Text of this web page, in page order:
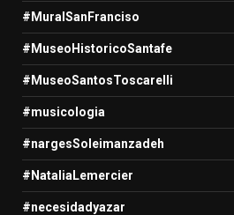
#MuralSanFranciso
#MuseoHistoricoSantafe
#MuseoSantosToscarelli
#musicologia
#nargesSoleimanzadeh
#NataliaLemercier
#necesidadyazar